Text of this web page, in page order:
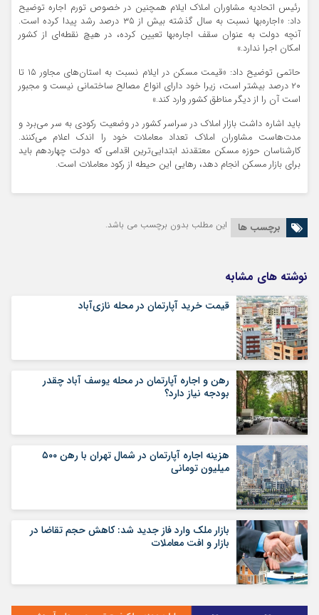
رئیس اتحادیه مشاوران املاک ایلام همچنین در خصوص تورم اجاره توضیح
داد: «اجاره‌بها نسبت به سال گذشته بیش از ۳۵ درصد رشد پیدا کرده است.
آنچه دولت به‌ عنوان سقف اجاره‌بها تعیین کرده، در هیچ نقطه‌ای از کشور
امکان اجرا ندارد.»
حاتمی توضیح داد: «قیمت مسکن در ایلام نسبت به استان‌های مجاور ۱۵ تا
۲۰ درصد بیشتر است، زیرا خود دارای انواع مصالح ساختمانی نیست و مجبور
است آن را از دیگر مناطق کشور وارد کند.»
باید اشاره داشت بازار املاک در سراسر کشور در وضعیت رکودی به سر می‌برد و
مدت‌هاست مشاوران املاک تعداد معاملات خود را اندک اعلام می‌کنند.
کارشناسان حوزه مسکن معتقدند ابتدایی‌ترین اقدامی که دولت چهاردهم باید
برای بازار مسکن انجام دهد، رهایی این حیطه از رکود معاملات است.
برچسب ها این مطلب بدون برچسب می باشد.
نوشته های مشابه
قیمت خرید آپارتمان در محله نازی‌آباد
رهن و اجاره آپارتمان در محله یوسف آباد چقدر
بودجه نیاز دارد؟
هزینه اجاره آپارتمان در شمال تهران با رهن ۵۰۰
میلیون تومانی
بازار ملک وارد فاز جدید شد: کاهش حجم تقاضا در
بازار و افت معاملات